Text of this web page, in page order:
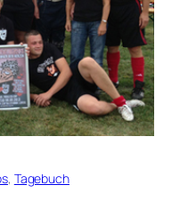
, Tagebuch